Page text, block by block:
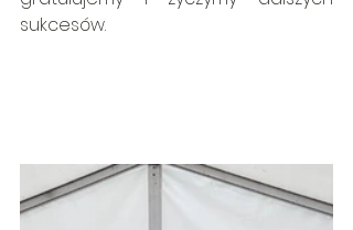
sukcesów.